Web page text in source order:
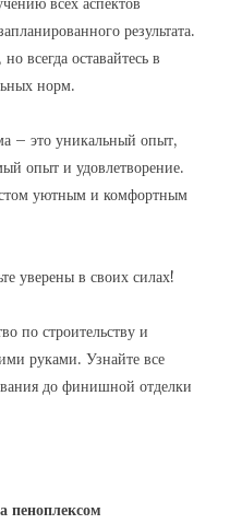
результата.
всегда оставайтесь в
норм.
– это уникальный опыт,
опыт и удовлетворение.
уютным и комфортным
уверены в своих силах!
по строительству и
руками. Узнайте все
до финишной отделки
пеноплексом